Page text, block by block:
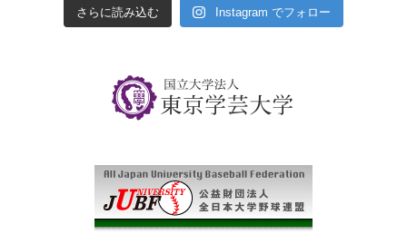
さらに読み込む Instagram でフォロー